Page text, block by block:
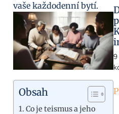
vaše každodenní bytí.
Obsah
Co je teismus a jeho
9